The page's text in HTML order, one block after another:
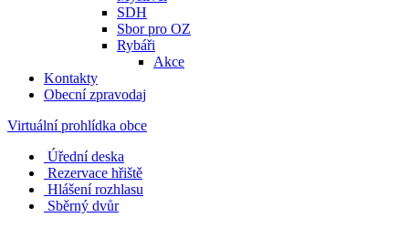
SDH
Sbor pro OZ
Rybáři
Akce
Kontakty
Obecní zpravodaj
Virtuální prohlídka obce
Úřední deska
Rezervace hřiště
Hlášení rozhlasu
Sběrný dvůr